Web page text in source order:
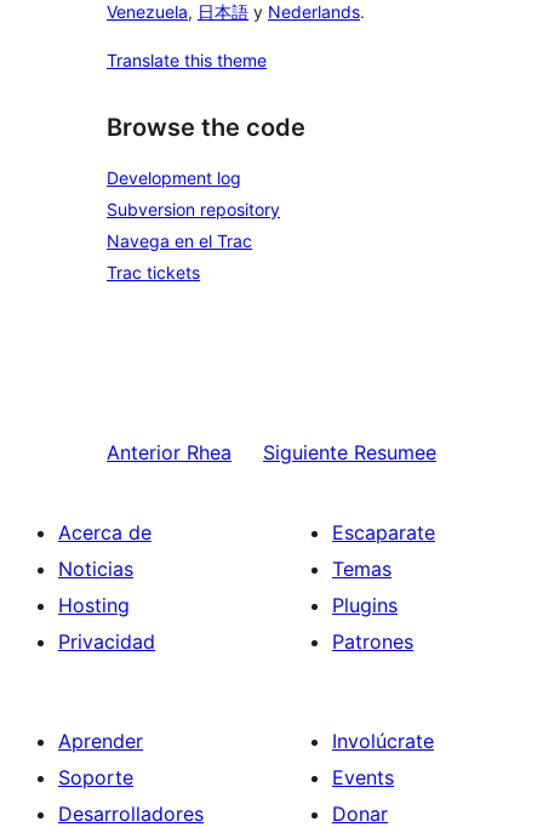
Venezuela, 日本語 y Nederlands.
Translate this theme
Browse the code
Development log
Subversion repository
Navega en el Trac
Trac tickets
Anterior Rhea Siguiente Resumee
Acerca de
Noticias
Hosting
Privacidad
Escaparate
Temas
Plugins
Patrones
Aprender
Soporte
Desarrolladores
Involúcrate
Events
Donar